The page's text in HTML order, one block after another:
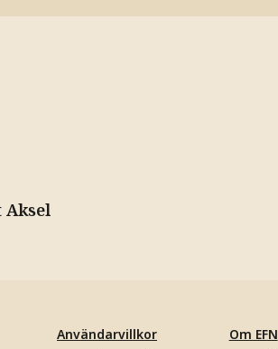
Användarvillkor
Om EFN